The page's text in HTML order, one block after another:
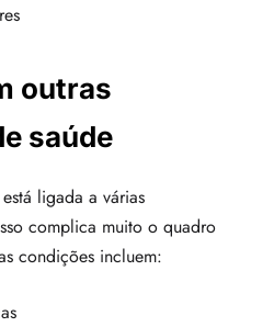
outras
saúde
ligada a várias
complica muito o quadro
condições incluem: